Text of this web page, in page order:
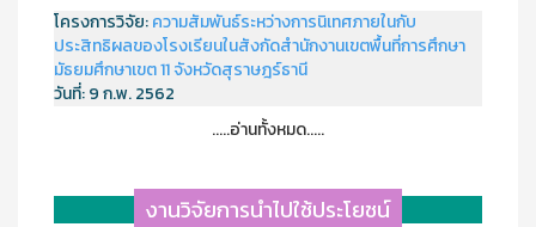
โครงการวิจัย:ความสัมพันธ์ระหว่างการนิเทศภายในกับ
ประสิทธิผลของโรงเรียนในสังกัดสำนักงานเขตพื้นที่การศึกษา
มัธยมศึกษาเขต 11 จังหวัดสุราษฎร์ธานี
วันที่:9 ก.พ. 2562
.....อ่านทั้งหมด.....
งานวิจัยการนำไปใช้ประโยชน์